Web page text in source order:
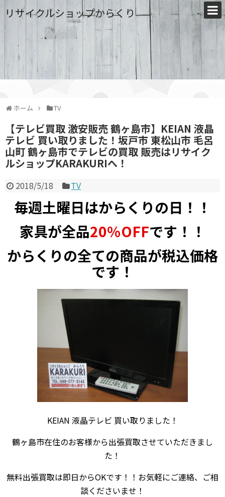
リサイクルショップからくり
ホーム TV
【テレビ買取 激安販売 鶴ヶ島市】KEIAN 液晶
テレビ 買い取りました！坂戸市 東松山市 毛呂
山町 鶴ヶ島市でテレビの買取 販売はリサイク
ルショップKARAKURIへ！
2018/5/18 TV
毎週土曜日はからくりの日！！
家具が全品20％OFFです！！
からくりの全ての商品が税込価格
です！
KEIAN 液晶テレビ 買い取りました！
鶴ヶ島市在住のお客様から出張買取させていただきまし
た！
無料出張買取は即日からOKです！！お気軽にご連絡、ご相
談くださいませ！